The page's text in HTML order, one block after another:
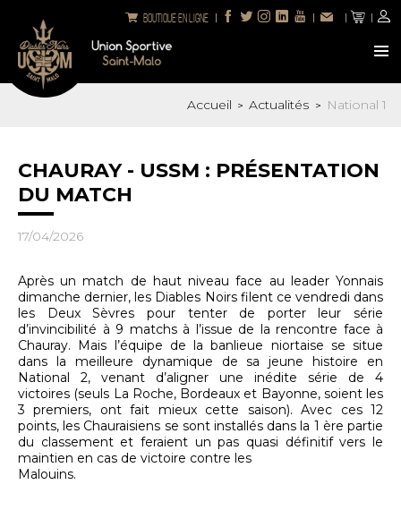
Boutique en ligne
Accueil > Actualités > National 1
CHAURAY - USSM : PRÉSENTATION
DU MATCH
17/04/2026
Après un match de haut niveau face au leader Yonnais
dimanche dernier, les Diables Noirs filent ce vendredi dans
les Deux Sèvres pour tenter de porter leur série
d’invincibilité à 9 matchs à l’issue de la rencontre face à
Chauray. Mais l’équipe de la banlieue niortaise se situe
dans la meilleure dynamique de sa jeune histoire en
National 2, venant d’aligner une inédite série de 4
victoires (seuls La Roche, Bordeaux et Bayonne, soient les
3 premiers, ont fait mieux cette saison). Avec ces 12
points, les Chauraisiens se sont installés dans la 1 ère partie
du classement et feraient un pas quasi définitif vers le
maintien en cas de victoire contre les
Malouins.